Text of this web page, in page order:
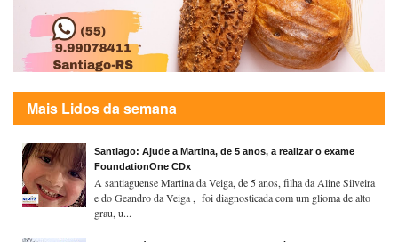
Mais Lidos da semana
Santiago: Ajude a Martina, de 5 anos, a realizar o exame
FoundationOne CDx
A santiaguense Martina da Veiga, de 5 anos, filha da Aline Silveira
e do Geandro da Veiga , foi diagnosticada com um glioma de alto
grau, u...